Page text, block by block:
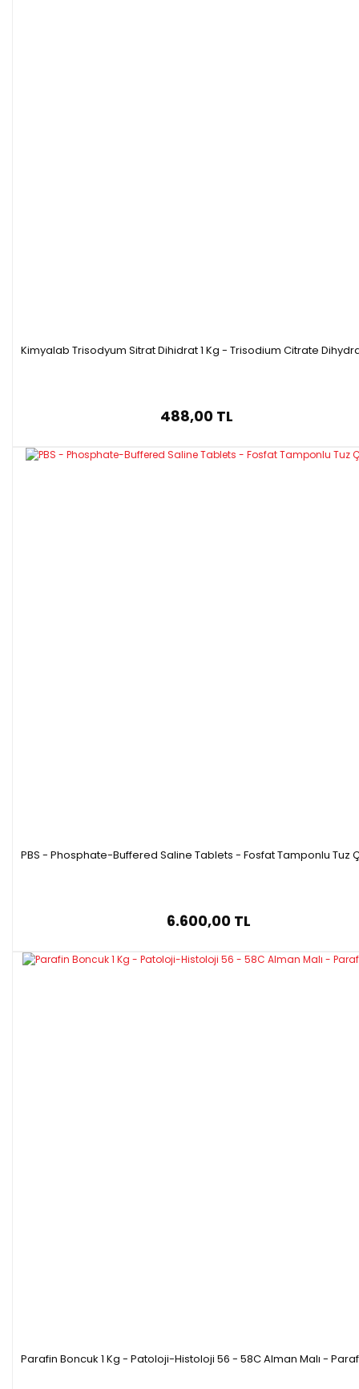
Kimyalab Trisodyum Sitrat Dihidrat 1 Kg - Trisodium Citrate
488,00 TL
PBS - Phosphate-Buffered Saline Tablets - Fosfat Tamponlu Tuz
6.600,00 TL
Parafin Boncuk 1 Kg - Patoloji-Histoloji 56 - 58C Alman Malı -